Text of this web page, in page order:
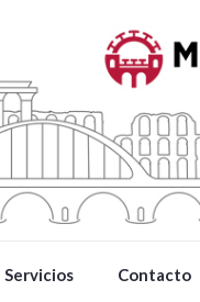
Servicios Contacto